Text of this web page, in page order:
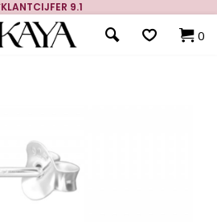
KLANTCIJFER 9.1
0